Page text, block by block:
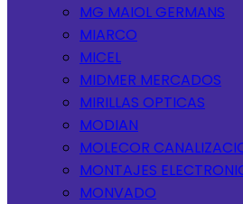
MG MAIOL GERMANS
MIARCO
MICEL
MIDMER MERCADOS
MIRILLAS OPTICAS
MODIAN
MOLECOR
MONTAJES
MONVADO